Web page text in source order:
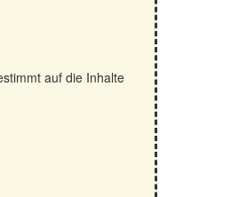
auf die Inhalte